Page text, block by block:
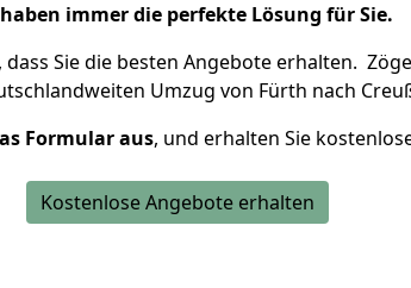
immer die perfekte Lösung für Sie.
Sie die besten Angebote erhalten.
Umzug von Fürth nach
Formular aus, und erhalten Sie
Kostenlose Angebote erhalten